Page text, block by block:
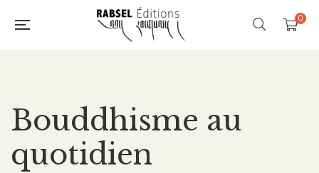
0
Bouddhisme au
quotidien